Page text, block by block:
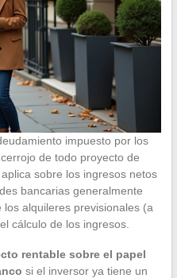
impuesto por los
de todo proyecto de
sobre los ingresos netos
bancarias generalmente
alquileres previsionales (a
cálculo de los ingresos.
rentable sobre el papel
si el inversor ya tiene un